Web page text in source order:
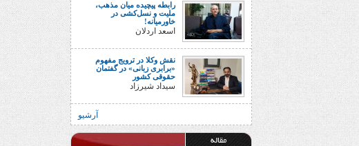
رابطه پیچیده میان مذهب،
ملیت و نسل‌کشی در
خاورمیانه!
اسعد اردلان
نقش وکلا در ترویج مفهوم
«برابری زبانی» در گفتمان
حقوقی کشور
سیداد شیرزاد
آرشیو
مقاله